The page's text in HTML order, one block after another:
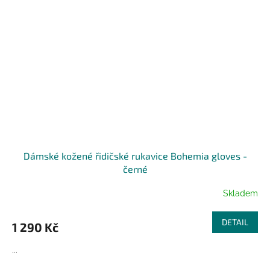
Dámské kožené řidičské rukavice Bohemia gloves -
černé
Skladem
1 290 Kč DETAIL
...